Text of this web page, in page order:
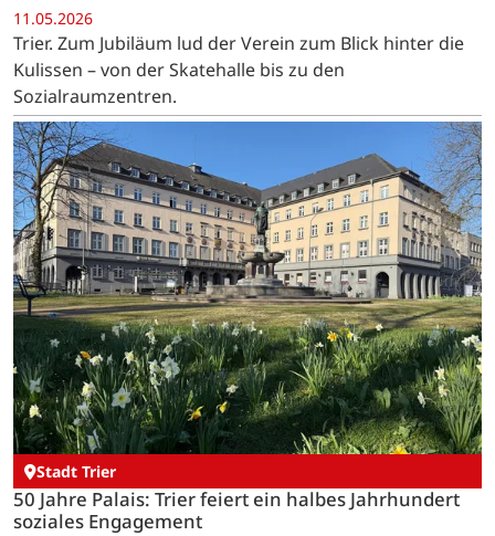
11.05.2026
Trier. Zum Jubiläum lud der Verein zum Blick hinter die
Kulissen – von der Skatehalle bis zu den
Sozialraumzentren.
Stadt Trier
50 Jahre Palais: Trier feiert ein halbes Jahrhundert
soziales Engagement